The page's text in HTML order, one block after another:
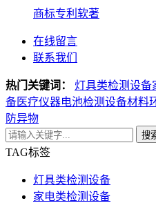
商标专利软著
在线留言
联系我们
热门关键词： 灯具类检测设备
备医疗仪器电池检测设备材料
防异物
搜
TAG标签
灯具类检测设备
家电类检测设备